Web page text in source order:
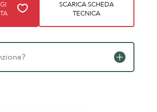
SCARICA SCHEDA
TECNICA